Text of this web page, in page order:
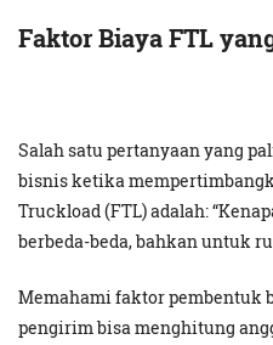
Faktor Biaya FTL
Salah satu pertanyaan yang
bisnis ketika
Truckload (FTL) adalah:
berbeda-beda, bahkan untuk
Memahami faktor pembentuk
pengirim bisa menghitung